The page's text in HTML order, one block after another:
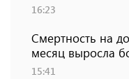
16:23
Смертность на
месяц выросла
15:41